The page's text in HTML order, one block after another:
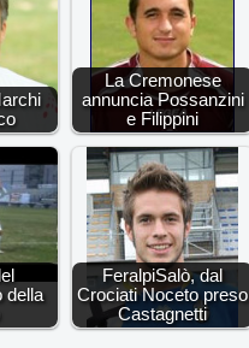
La Cremonese
annuncia Possanzini
e Filippini
della
FeralpiSalò, dal
Crociati Noceto preso
Castagnetti